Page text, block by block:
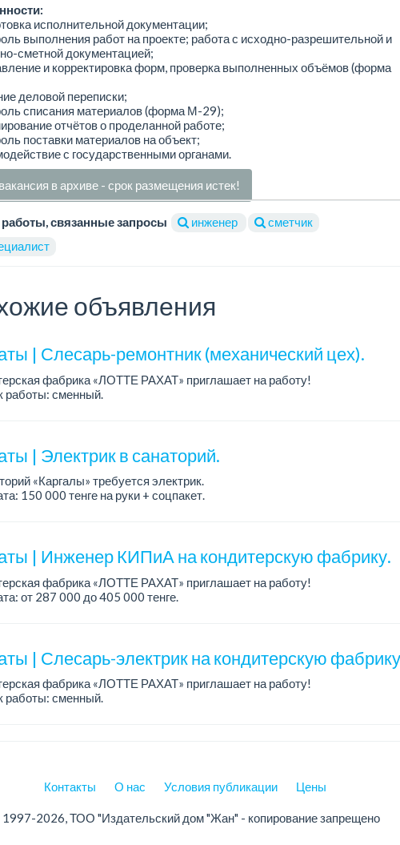
исполнительной документации;
выполнения работ на проекте; работа с исходно-разрешительной и
сметной документацией;
и корректировка форм, проверка выполненных объёмов (форма
деловой переписки;
списания материалов (форма М-29);
отчётов о проделанной работе;
поставки материалов на объект;
с государственными органами.
в архиве - срок размещения истек!
связанные запросы инженер
сметчик
объявления
| Слесарь-ремонтник (механический цех).
фабрика «ЛОТТЕ РАХАТ» приглашает на работу!
работы: сменный.
| Электрик в санаторий.
«Каргалы» требуется электрик.
150 000 тенге на руки + соцпакет.
| Инженер КИПиА на кондитерскую фабрику.
фабрика «ЛОТТЕ РАХАТ» приглашает на работу!
от 287 000 до 405 000 тенге.
| Слесарь-электрик на кондитерскую
фабрика «ЛОТТЕ РАХАТ» приглашает на работу!
работы: сменный.
Контакты О нас Условия публикации Цены
2026, ТОО "Издательский дом "Жан" - копирование запрещено